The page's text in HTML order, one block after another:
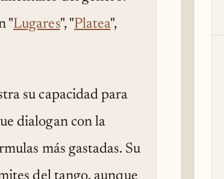
"Lugares", "Platea",
su capacidad para
dialogan con la
más gastadas. Su